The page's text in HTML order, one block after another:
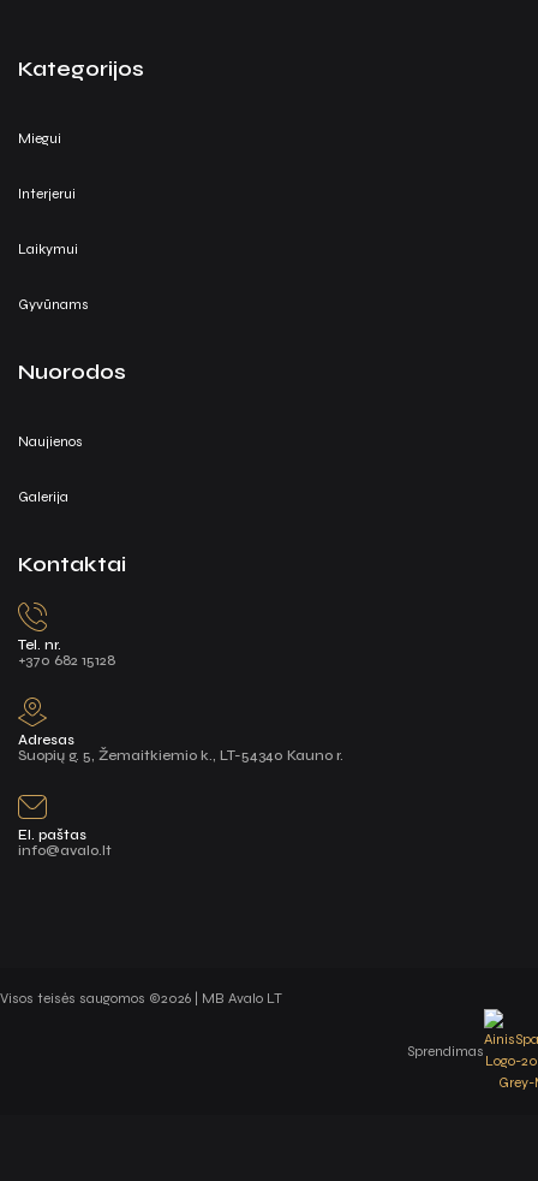
Kategorijos
Miegui
Interjerui
Laikymui
Gyvūnams
Nuorodos
Naujienos
Galerija
Kontaktai
Tel. nr.
+370 682 15128
Adresas
Suopių g. 5, Žemaitkiemio k., LT-54340 Kauno r.
El. paštas
info@avalo.lt
Visos teisės saugomos ©2026 | MB Avalo LT
Sprendimas